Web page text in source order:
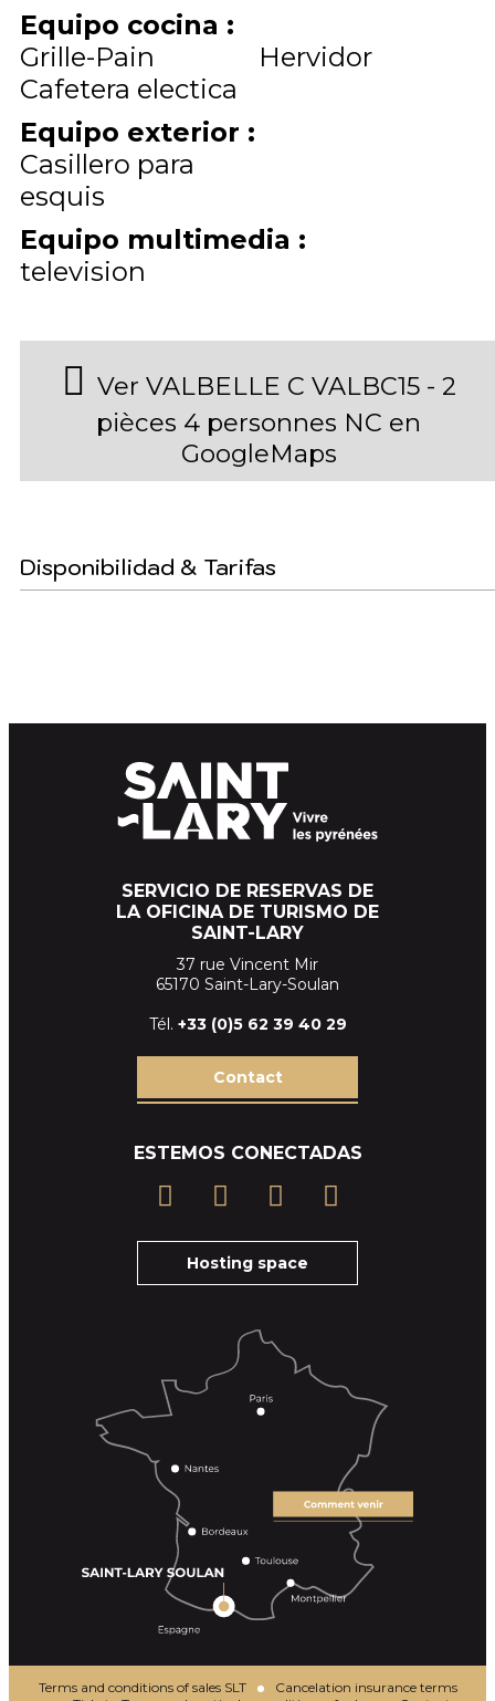
Equipo cocina :
Grille-Pain
Hervidor
Cafetera electica
Equipo exterior :
Casillero para
esquis
Equipo multimedia :
television
Ver VALBELLE C VALBC15 - 2
pièces 4 personnes NC en
GoogleMaps
Disponibilidad & Tarifas
SERVICIO DE RESERVAS DE
LA OFICINA DE TURISMO DE
SAINT-LARY
37 rue Vincent Mir
65170 Saint-Lary-Soulan
Tél. +33 (0)5 62 39 40 29
Contact
ESTEMOS CONECTADAS
Hosting space
Terms and conditions of sales SLT
Cancelation insurance terms